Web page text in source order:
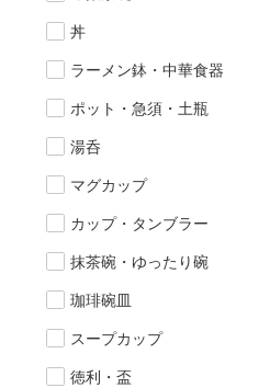
丼
ラーメン鉢・中華食器
ポット・急須・土瓶
湯呑
マグカップ
カップ・タンブラー
抹茶碗・ゆったり碗
珈琲碗皿
スープカップ
徳利・盃